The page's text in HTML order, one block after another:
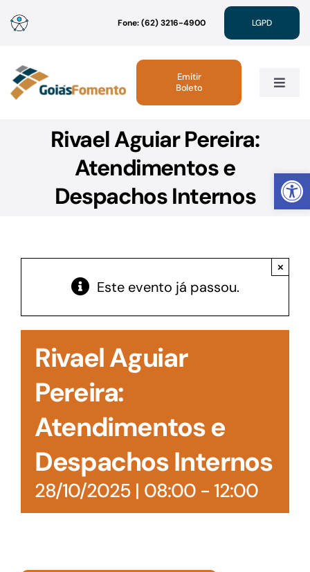
Abrir
para
conteúdo
Fone: (62) 3216-4900 LGPD
Toggle
Institucional
Linhas de Crédito
Acesso à Informação
Emitir
Boleto
Rivael Aguiar Pereira:
Atendimentos e
Despachos Internos
Este evento já passou.
×
Rivael Aguiar
Pereira:
Atendimentos e
Despachos Internos
28/10/2025 | 08:00- 12:00